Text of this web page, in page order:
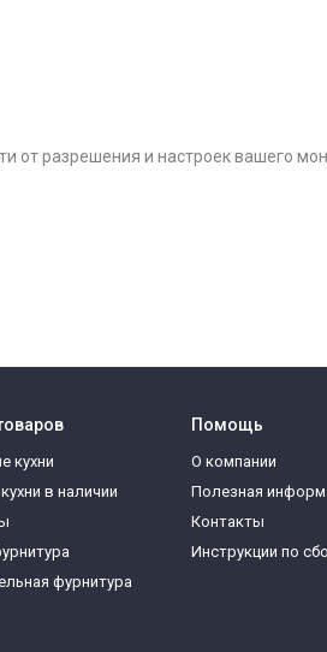
от разрешения и настроек вашего
кухни
в наличии
фурнитура
Помощь
О компании
Полезная
Контакты
Инструкции по